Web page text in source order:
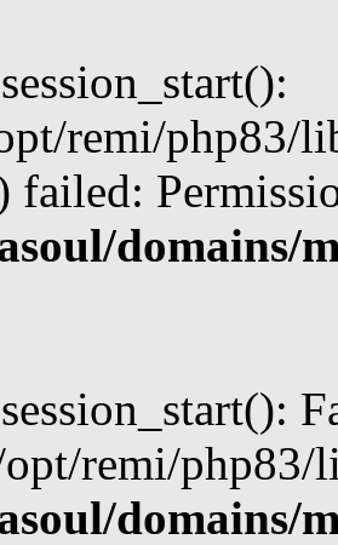
remi/php83/
failed:
domains/
remi/php83/
domains/